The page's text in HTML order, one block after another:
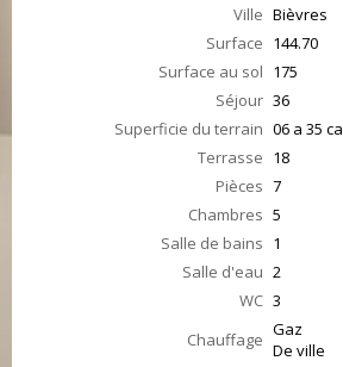
Ville Bièvres
Surface 144.70
Surface au sol 175
Séjour 36
Superficie du terrain 06 a 35 ca
Terrasse 18
Pièces 7
Chambres 5
Salle de bains 1
Salle d'eau 2
WC 3
Chauffage Gaz
De ville